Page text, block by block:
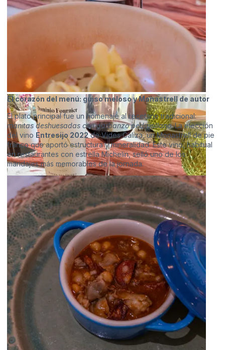
El corazón del menú: guiso meloso y Monastrell de autor
El plato principal fue un homenaje al recetario tradicional:
manitas deshuesadas con garbanzo pedrosillano. La elección
del vino Entresijo 2022de Vides Caliza, un Monastrell de pie
franco que aportó estructura y mineralidad. Este vino, habitual
en restaurantes con estrella Michelin, selló uno de los
maridajes más memorables de la jornada.